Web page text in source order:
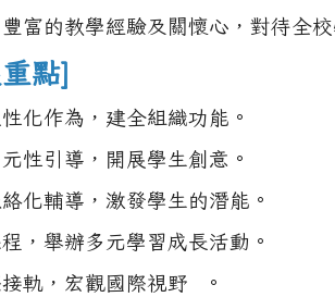
富的教學經驗及關懷心，對待全
點]
化作為，建全組織功能。
性引導，開展學生創意。
化輔導，激發學生的潛能。
，舉辦多元學習成長活動。
軌，宏觀國際視野 。